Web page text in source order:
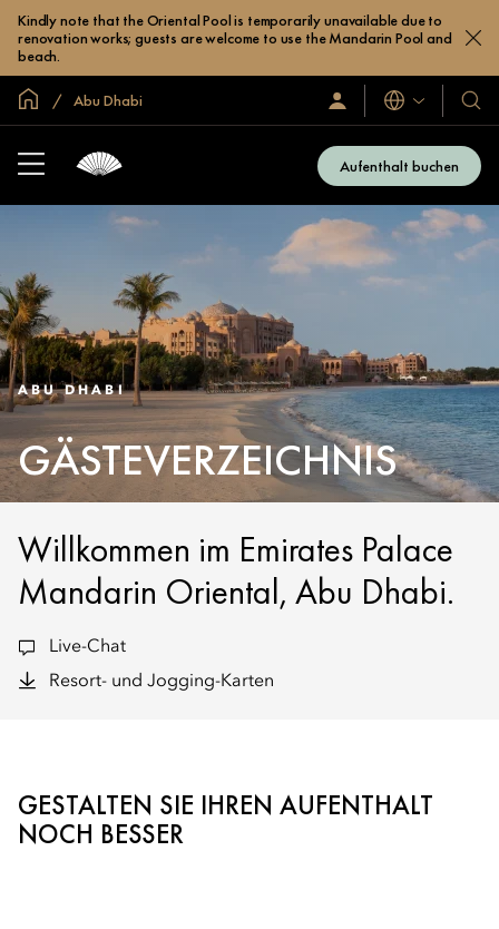
Kindly note that the Oriental Pool is temporarily unavailable due to
renovation works; guests are welcome to use the Mandarin Pool and
beach.
In der Welt zu Hause
Abu Dhabi
Anmelden/Jetzt
beitreten
Sprachen
und
Aufenthalt buchen
ABU DHABI
GÄSTEVERZEICHNIS
Willkommen im Emirates Palace
Mandarin Oriental, Abu Dhabi.
Live-Chat
Resort- und Jogging-Karten
GESTALTEN SIE IHREN AUFENTHALT
NOCH BESSER